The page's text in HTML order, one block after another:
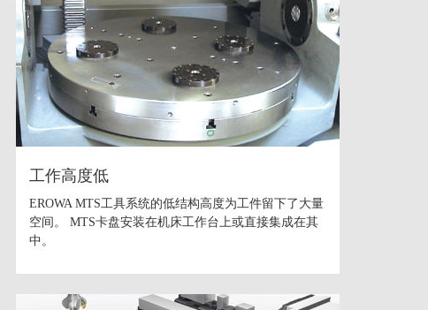
工作高度低
EROWA MTS工具系统的低结构高度为工件留下了大量
空间。 MTS卡盘安装在机床工作台上或直接集成在其
中。